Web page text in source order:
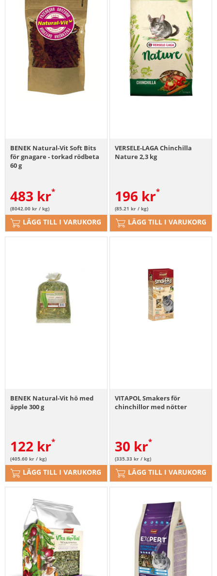
BENEK Natural-Vit Soft Bits
för gnagare - torkad rödbeta
60 g
483 kr
(8042.00 kr / kg)
LÄGG TILL I VARUKORG
VERSELE-LAGA Chinchilla
Nature 2,3 kg
196 kr
(85.21 kr / kg)
LÄGG TILL I VARUKORG
BENEK Natural-Vit hö med
äpple 300 g
122 kr
(405.60 kr / kg)
LÄGG TILL I VARUKORG
VITAPOL Smakers för
chinchillor med nötter
30 kr
(335.33 kr / kg)
LÄGG TILL I VARUKORG